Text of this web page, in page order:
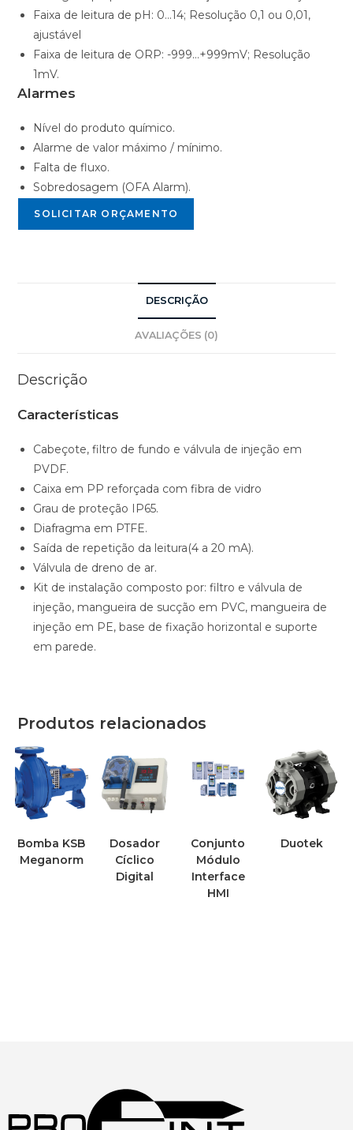
Faixa de leitura de pH: 0…14; Resolução 0,1 ou 0,01,
ajustável
Faixa de leitura de ORP: -999…+999mV; Resolução
1mV.
Alarmes
Nível do produto químico.
Alarme de valor máximo / mínimo.
Falta de fluxo.
Sobredosagem (OFA Alarm).
SOLICITAR ORÇAMENTO
DESCRIÇÃO
AVALIAÇÕES (0)
Descrição
Características
Cabeçote, filtro de fundo e válvula de injeção em
PVDF.
Caixa em PP reforçada com fibra de vidro
Grau de proteção IP65.
Diafragma em PTFE.
Saída de repetição da leitura(4 a 20 mA).
Válvula de dreno de ar.
Kit de instalação composto por: filtro e válvula de
injeção, mangueira de sucção em PVC, mangueira de
injeção em PE, base de fixação horizontal e suporte
em parede.
Produtos relacionados
Bomba KSB
Meganorm
Dosador
Cíclico
Digital
Conjunto
Módulo
Interface
HMI
Duotek